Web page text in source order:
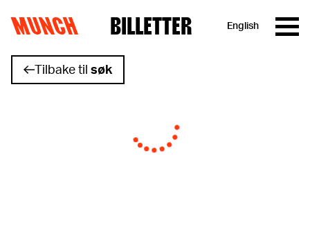
Hopp til innhold
MUNCH BILLETTER English
Tilbake til søk